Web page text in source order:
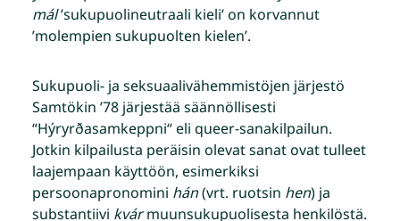
mál’sukupuolineutraali kieli’ on korvannut
’molempien sukupuolten kielen’.
Sukupuoli- ja seksuaalivähemmistöjen järjestö
Samtökin ’78 järjestää säännöllisesti
“Hýryrðasamkeppni“ eli queer-sanakilpailun.
Jotkin kilpailusta peräisin olevat sanat ovat tulleet
laajempaan käyttöön, esimerkiksi
persoonapronomini hán(vrt. ruotsin hen) ja
substantiivi kvármuunsukupuolisesta henkilöstä.